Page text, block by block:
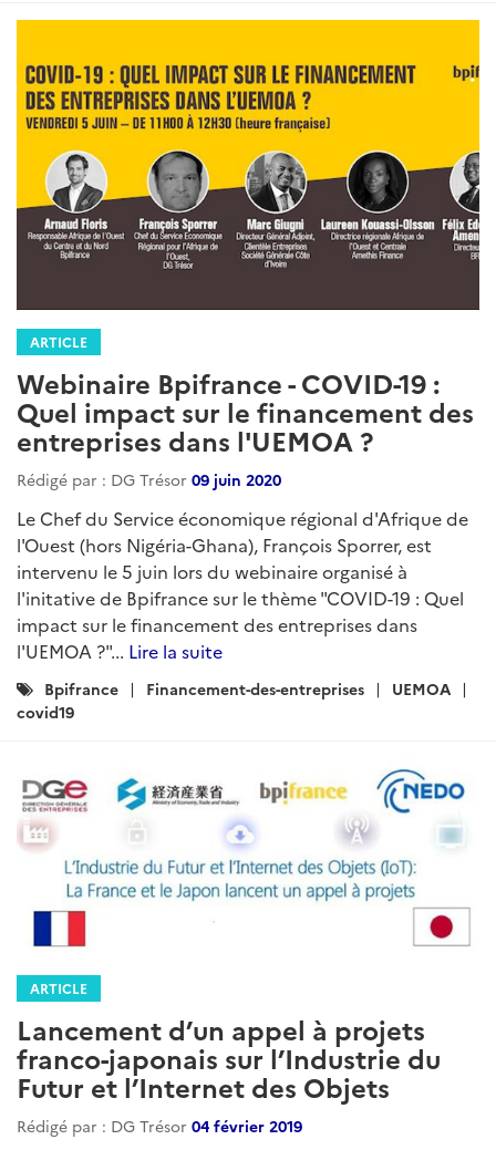
ARTICLE
Webinaire Bpifrance - COVID-19 :
Quel impact sur le financement des
entreprises dans l'UEMOA ?
Rédigé par : DG Trésor 09 juin 2020
Le Chef du Service économique régional d'Afrique de
l'Ouest (hors Nigéria-Ghana), François Sporrer, est
intervenu le 5 juin lors du webinaire organisé à
l'initative de Bpifrance sur le thème "COVID-19 : Quel
impact sur le financement des entreprises dans
l'UEMOA ?"... Lire la suite
Catégories
:
Bpifrance Financement-des-entreprises
UEMOA
covid19
ARTICLE
Lancement d’un appel à projets
franco-japonais sur l’Industrie du
Futur et l’Internet des Objets
Rédigé par : DG Trésor 04 février 2019